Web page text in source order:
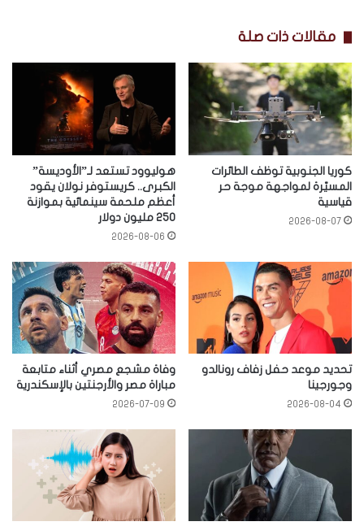
مقالات ذات صلة
كوريا الجنوبية توظف الطائرات
المسيّرة لمواجهة موجة حر
قياسية
2026-08-07
هوليوود تستعد لـ”الأوديسة”
الكبرى.. كريستوفر نولان يقود
أعظم ملحمة سينمائية بموازنة
250 مليون دولار
2026-08-06
تحديد موعد حفل زفاف رونالدو
وجورجينا
2026-08-04
وفاة مشجع مصري أثناء متابعة
مباراة مصر والأرجنتين بالإسكندرية
2026-07-09